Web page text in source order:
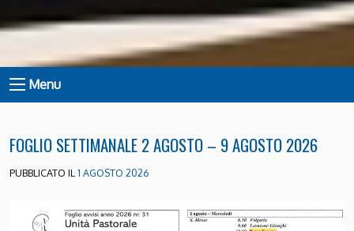
Menu
FOGLIO SETTIMANALE 2 AGOSTO – 9 AGOSTO 2026
PUBBLICATO IL 1 AGOSTO 2026